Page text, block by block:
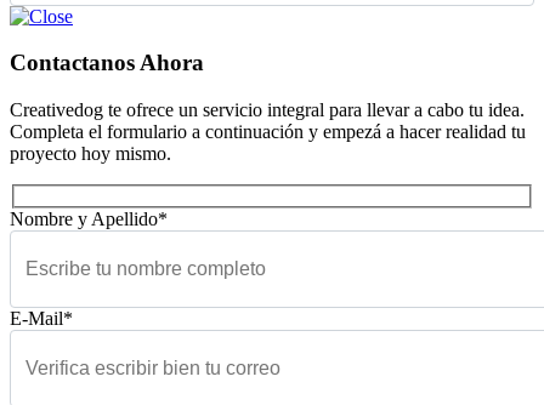
Contactanos Ahora
Creativedog te ofrece un servicio integral para llevar a cabo tu idea.
Completa el formulario a continuación y empezá a hacer realidad tu
proyecto hoy mismo.
Nombre y Apellido*
E-Mail*